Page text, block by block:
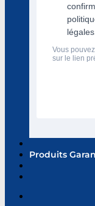
légales.
Vous
sur le lien
Produits